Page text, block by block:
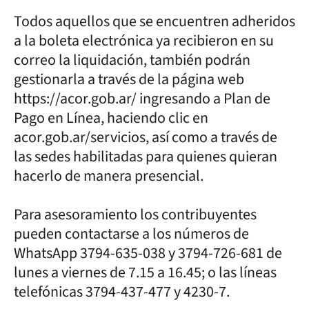
Todos aquellos que se encuentren adheridos
a la boleta electrónica ya recibieron en su
correo la liquidación, también podrán
gestionarla a través de la página web
https://acor.gob.ar/ ingresando a Plan de
Pago en Línea, haciendo clic en
acor.gob.ar/servicios, así como a través de
las sedes habilitadas para quienes quieran
hacerlo de manera presencial.
Para asesoramiento los contribuyentes
pueden contactarse a los números de
WhatsApp 3794-635-038 y 3794-726-681 de
lunes a viernes de 7.15 a 16.45; o las líneas
telefónicas 3794-437-477 y 4230-7.